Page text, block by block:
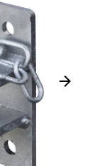
Suivant
arrow_forward